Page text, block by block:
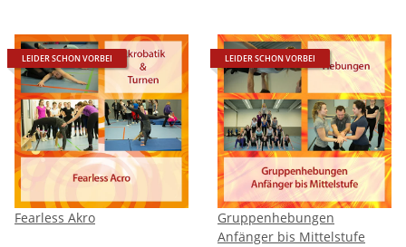
LEIDER SCHON VORBEI
Fearless Akro
LEIDER SCHON VORBEI
Gruppenhebungen
Anfänger bis Mittelstufe